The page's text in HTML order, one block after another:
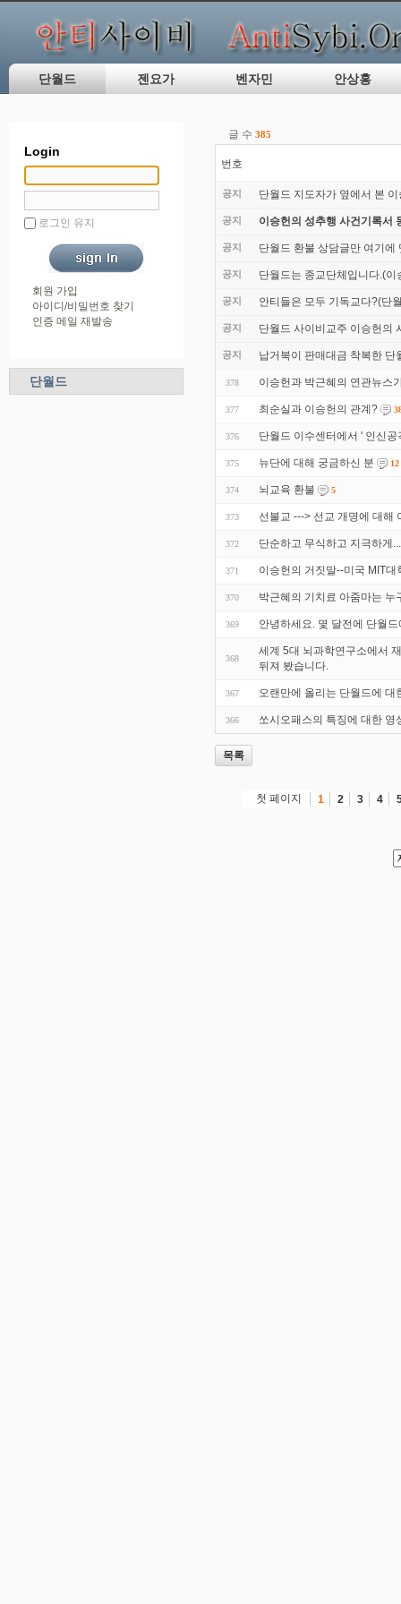
단월드 젠요가 벤자민 안상홍
Login
로그인 유지
회원 가입
아이디/비밀번호 찾기
인증 메일 재발송
단월드
글 수 385
번호
공지 단월드 지도자가 옆에서 본
공지 이승헌의 성추행 사건기록서
공지 단월드 환불 상담글만 여기에
공지 단월드는 종교단체입니다.(
공지 안티들은 모두 기독교다?(단
공지 단월드 사이비교주 이승헌의
공지 납거북이 판매대금 착복한 단
378 이승헌과 박근혜의 연관뉴스
377 최순실과 이승헌의 관계?
376 단월드 이수센터에서 ' 인신
375 뉴단에 대해 궁금하신 분 12
374 뇌교육 환불 5
373 선불교 ---> 선교 개명에 대해
372 단순하고 무식하고 지극하게
371 이승헌의 거짓말--미국 MIT
370 박근혜의 기치료 아줌마는 누
369 안녕하세요. 몇 달전에 단월
368
세계 5대 뇌과학연구소에서
뒤져 봤습니다.
367 오랜만에 올리는 단월드에 대
366 쏘시오패스의 특징에 대한 영
목록
첫 페이지 1 2 3 4